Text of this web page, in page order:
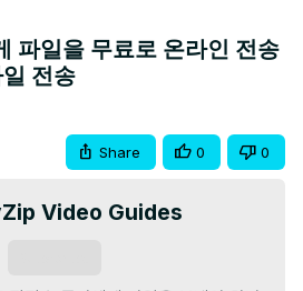
파일을 무료로 온라인 전송
전송
Share 0 0
Video Guides